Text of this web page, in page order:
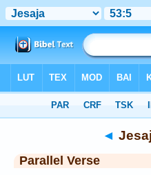
◄
Parallel Verse